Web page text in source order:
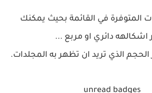
المتوفرة في القائمة بحيث يمكنك
اشكالهه دائري او مربع ...
الحجم الذي تريد ان تظهر به المجلدات.
unread badges